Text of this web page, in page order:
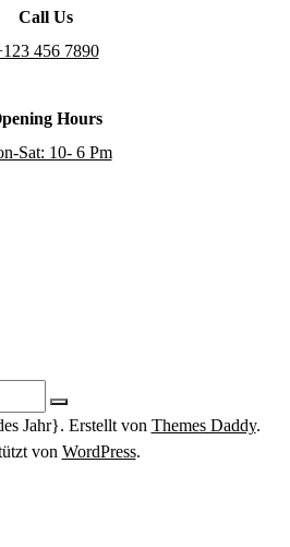
Call Us
456 7890
Hours
Sat: 10- 6 Pm
Jahr}. Erstellt von Themes Daddy.
von WordPress.